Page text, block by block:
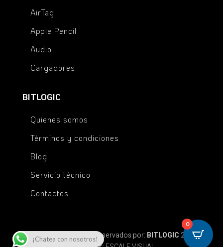
AirTag
Apple Pencil
Audio
Cargadores
BITLOGIC
Quienes somos
Términos y condiciones
Blog
Servicio técnico
Contactos
© Todos los derechos reservados por: BITLOGIC 2025 |
¡Chatea con nosotros!
0